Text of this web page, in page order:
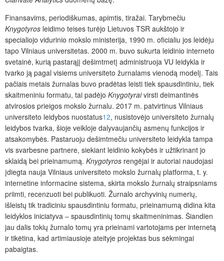
Finansavims, periodiškumas, apimtis, tiražai. Tarybmečiu
Knygotyros leidimo teises turėjo Lietuvos TSR aukštojo ir
specialiojo vidurinio mokslo ministerija, 1990 m. oficialiu jos leidėju
tapo Vilniaus universitetas. 2000 m. buvo sukurta leidinio interneto
svetainė, kurią pastarąjį dešimtmetį administruoja VU leidykla ir
tvarko ją pagal visiems universiteto žurnalams vienodą modelį. Tais
pačiais metais žurnalas buvo pradėtas leisti tiek spausdintiniu, tiek
skaitmeniniu formatu, tai padėjo Knygotyraivirsti deimantinės
atvirosios prieigos mokslo žurnalu. 2017 m. patvirtinus Vilniaus
universiteto leidybos nuostatus12, nusistovėjo universiteto žurnalų
leidybos tvarka, šioje veikloje dalyvaujančių asmenų funkcijos ir
atsakomybės. Pastaruoju dešimtmečiu universiteto leidykla tampa
vis svarbesne partnere, siekiant leidinio kokybės ir užtikrinant jo
sklaidą bei prieinamumą. Knygotyros rengėjai ir autoriai naudojasi
įdiegta nauja Vilniaus universiteto mokslo žurnalų platforma, t. y.
internetine informacine sistema, skirta mokslo žurnalų straipsniams
priimti, recenzuoti bei publikuoti. Žurnalo archyvinių numerių,
išleistų tik tradiciniu spausdintiniu formatu, prieinamumą didina kita
leidyklos iniciatyva ‒ spausdintinių tomų skaitmeninimas. Šiandien
jau dalis tokių žurnalo tomų yra prieinami vartotojams per internetą
ir tikėtina, kad artimiausioje ateityje projektas bus sėkmingai
pabaigtas.